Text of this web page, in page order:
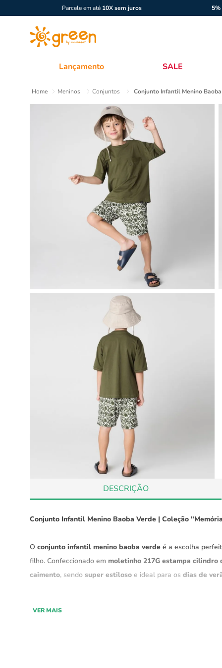
Parcele em até 10X sem juros
Lançamento SALE
Meninos Conjuntos Conjunto Infantil Menino
DESCRIÇÃO
Conjunto Infantil Menino Baoba Verde | Coleção
O conjunto infantil menino baoba verde é a escolha
filho. Confeccionado em moletinho 217G estampa
caimento, sendo super estiloso e ideal para os dias de
VER MAIS